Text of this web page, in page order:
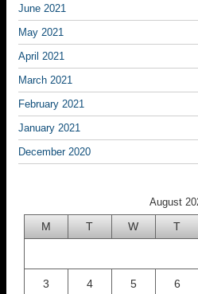
June 2021
May 2021
April 2021
March 2021
February 2021
January 2021
December 2020
August
M T W T
3 4 5 6